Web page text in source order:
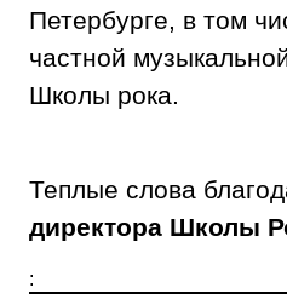
Петербурге, в том
частной
Школы рока.
Теплые слова
директора Школы
: